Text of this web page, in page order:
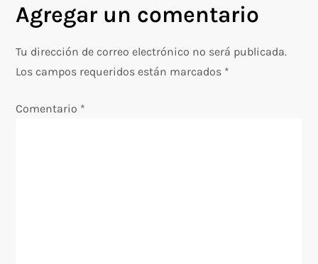
g
a
Agregar un comentario
Tu dirección de correo electrónico no será publicada.
Los campos requeridos están marcados *
Comentario *